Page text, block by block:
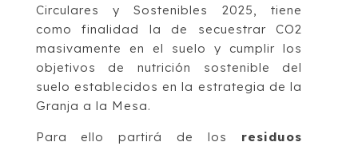
Circulares y Sostenibles 2025, tiene
como finalidad la de secuestrar CO2
masivamente en el suelo y cumplir los
objetivos de nutrición sostenible del
suelo establecidos en la estrategia de la
Granja a la Mesa.
Para ello partirá de los residuos